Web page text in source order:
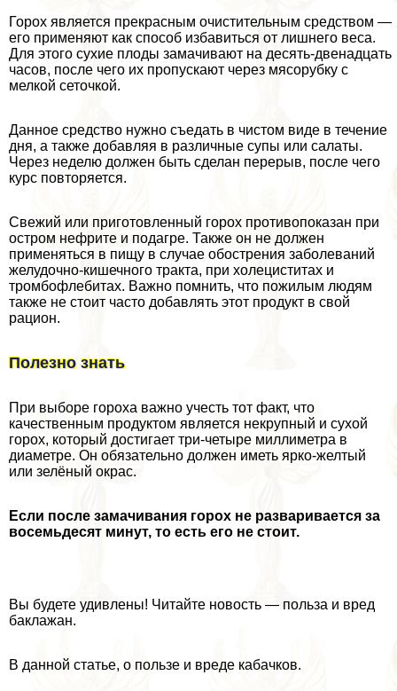
Горох является прекрасным очистительным средством —
его применяют как способ избавиться от лишнего веса.
Для этого сухие плоды замачивают на десять-двенадцать
часов, после чего их пропускают через мясорубку с
мелкой сеточкой.
Данное средство нужно съедать в чистом виде в течение
дня, а также добавляя в различные супы или салаты.
Через неделю должен быть сделан перерыв, после чего
курс повторяется.
Свежий или приготовленный горох противопоказан при
остром нефрите и подагре. Также он не должен
применяться в пищу в случае обострения заболеваний
желудочно-кишечного тpaкта, при холециститах и
тромбофлебитах. Важно помнить, что пожилым людям
также не стоит часто добавлять этот продукт в свой
рацион.
Полезно знать
При выборе гороха важно учесть тот факт, что
качественным продуктом является некрупный и сухой
горох, который достигает три-четыре миллиметра в
диаметре. Он обязательно должен иметь ярко-желтый
или зелёный окрас.
Если после замачивания горох не разваривается за
восемьдесят минут, то есть его не стоит.
Вы будете удивлены! Читайте новость — польза и вред
баклажан.
В данной статье, о пользе и вреде кабачков.